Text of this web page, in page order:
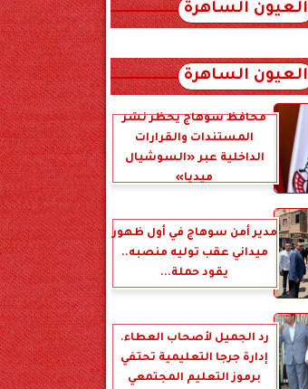
العيون الساهرة
العيون الساهرة
محافظ سوهاج يحظر نشر
المستندات والقرارات
الداخلية عبر «السوشيال
ميديا»
مدير أمن سوهاج في أول ظهور
ميداني عقب توليه منصبه..
يقود حملة...
رد الجميل لأصحاب العطاء.
إدارة جرجا التعليمية تحتفي
برموز التعليم المجتمعي